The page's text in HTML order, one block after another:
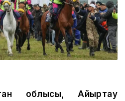
облысы, Айыртау